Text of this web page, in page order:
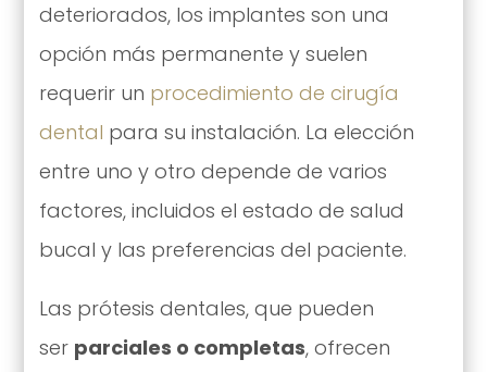
deteriorados, los implantes son una
opción más permanente y suelen
requerir un procedimiento de cirugía
dental para su instalación. La elección
entre uno y otro depende de varios
factores, incluidos el estado de salud
bucal y las preferencias del paciente.
Las prótesis dentales, que pueden
ser parciales o completas, ofrecen